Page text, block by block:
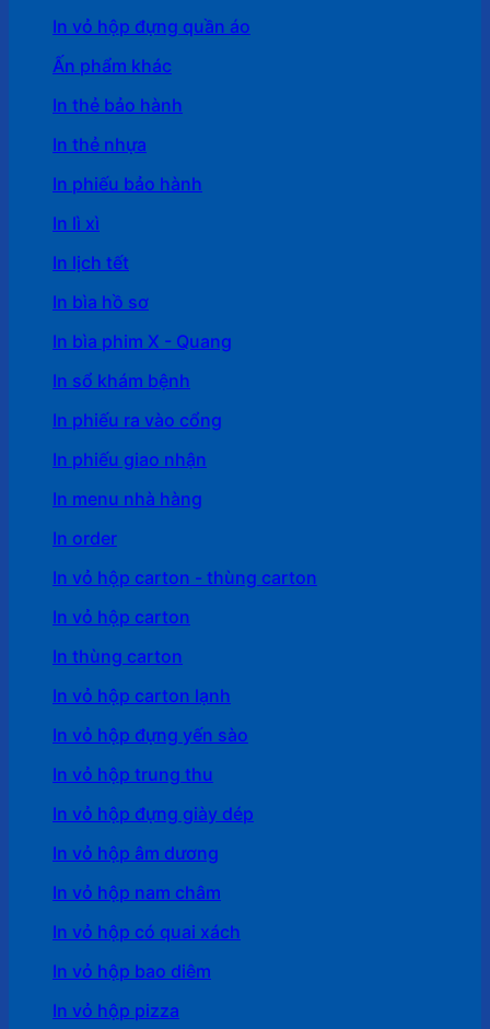
In vỏ hộp đựng quần áo
Ấn phẩm khác
In thẻ bảo hành
In thẻ nhựa
In phiếu bảo hành
In lì xì
In lịch tết
In bìa hồ sơ
In bìa phim X - Quang
In sổ khám bệnh
In phiếu ra vào cổng
In phiếu giao nhận
In menu nhà hàng
In order
In vỏ hộp carton - thùng carton
In vỏ hộp carton
In thùng carton
In vỏ hộp carton lạnh
In vỏ hộp đựng yến sào
In vỏ hộp trung thu
In vỏ hộp đựng giày dép
In vỏ hộp âm dương
In vỏ hộp nam châm
In vỏ hộp có quai xách
In vỏ hộp bao diêm
In vỏ hộp pizza